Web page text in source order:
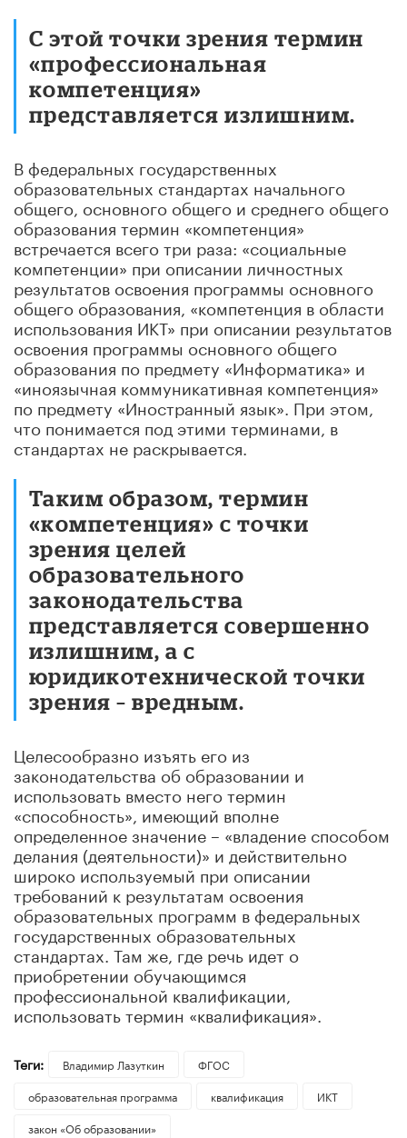
С этой точки зрения термин
«профессиональная
компетенция»
представляется излишним.
В федеральных государственных
образовательных стандартах начального
общего, основного общего и среднего общего
образования термин «компетенция»
встречается всего три раза: «социальные
компетенции» при описании личностных
результатов освоения программы основного
общего образования, «компетенция в области
использования ИКТ» при описании результатов
освоения программы основного общего
образования по предмету «Информатика» и
«иноязычная коммуникативная компетенция»
по предмету «Иностранный язык». При этом,
что понимается под этими терминами, в
стандартах не раскрывается.
Таким образом, термин
«компетенция» с точки
зрения целей
образовательного
законодательства
представляется совершенно
излишним, а с
юридикотехнической точки
зрения – вредным.
Целесообразно изъять его из
законодательства об образовании и
использовать вместо него термин
«способность», имеющий вполне
определенное значение – «владение способом
делания (деятельности)» и действительно
широко используемый при описании
требований к результатам освоения
образовательных программ в федеральных
государственных образовательных
стандартах. Там же, где речь идет о
приобретении обучающимся
профессиональной квалификации,
использовать термин «квалификация».
Теги: Владимир Лазуткин
ФГОС
образовательная программа
квалификация
ИКТ
закон «Об образовании»